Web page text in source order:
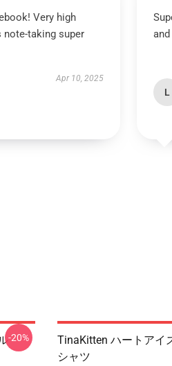
Very high
note-taking super
Apr 10, 2025
L
-20%
TinaKitten ハートアイ
シャツ